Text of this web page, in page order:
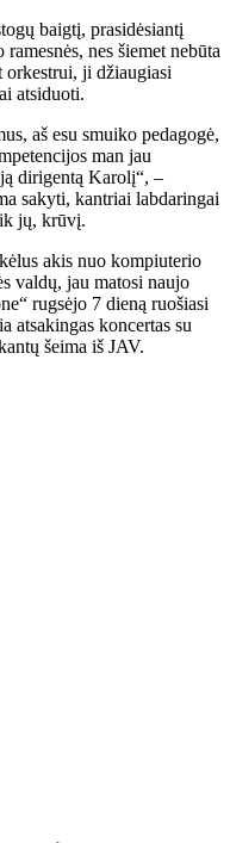
baigtį, prasidėsiantį
nes šiemet nebūta
ji džiaugiasi
atsiduoti.
aš esu smuiko pedagogė,
man jau
dirigentą Karolį“, –
sakyti, kantriai labdaringai
jų, krūvį.
akis nuo kompiuterio
valdų, jau matosi naujo
rugsėjo 7 dieną ruošiasi
atsakingas koncertas su
šeima iš JAV.